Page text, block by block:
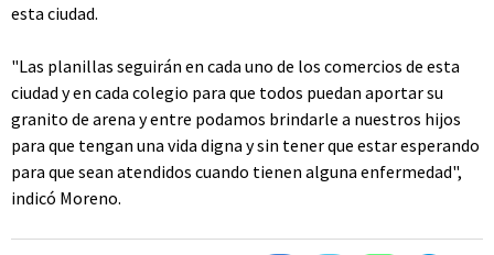
esta ciudad.
"Las planillas seguirán en cada uno de los comercios de esta
ciudad y en cada colegio para que todos puedan aportar su
granito de arena y entre podamos brindarle a nuestros hijos
para que tengan una vida digna y sin tener que estar esperando
para que sean atendidos cuando tienen alguna enfermedad",
indicó Moreno.